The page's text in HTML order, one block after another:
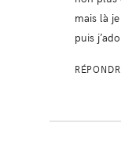
mais là
puis